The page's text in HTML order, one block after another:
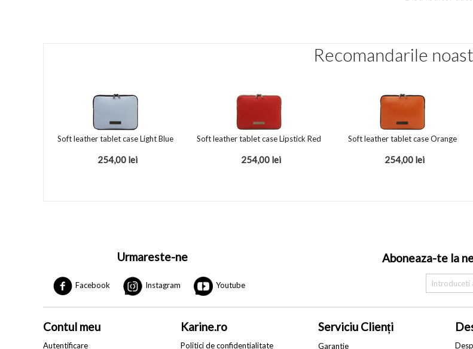
Recomandarile
Soft leather tablet case Light Blue
254,00 lei
Soft leather tablet case Lipstick Red
254,00 lei
Soft leather tablet case Orange
254,00 lei
Urmareste-ne
Facebook Instagram Youtube
Aboneaza-te la
Contul meu
Autentificare
Karine.ro
Politici de confidentialitate
Serviciu Clienți
Garantie